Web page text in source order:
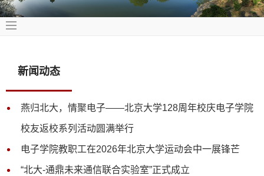
新闻动态
燕归北大，情聚电子——北京大学128周年校庆电子学院
校友返校系列活动圆满举行
电子学院教职工在2026年北京大学运动会中一展锋芒
“北大-通鼎未来通信联合实验室”正式成立